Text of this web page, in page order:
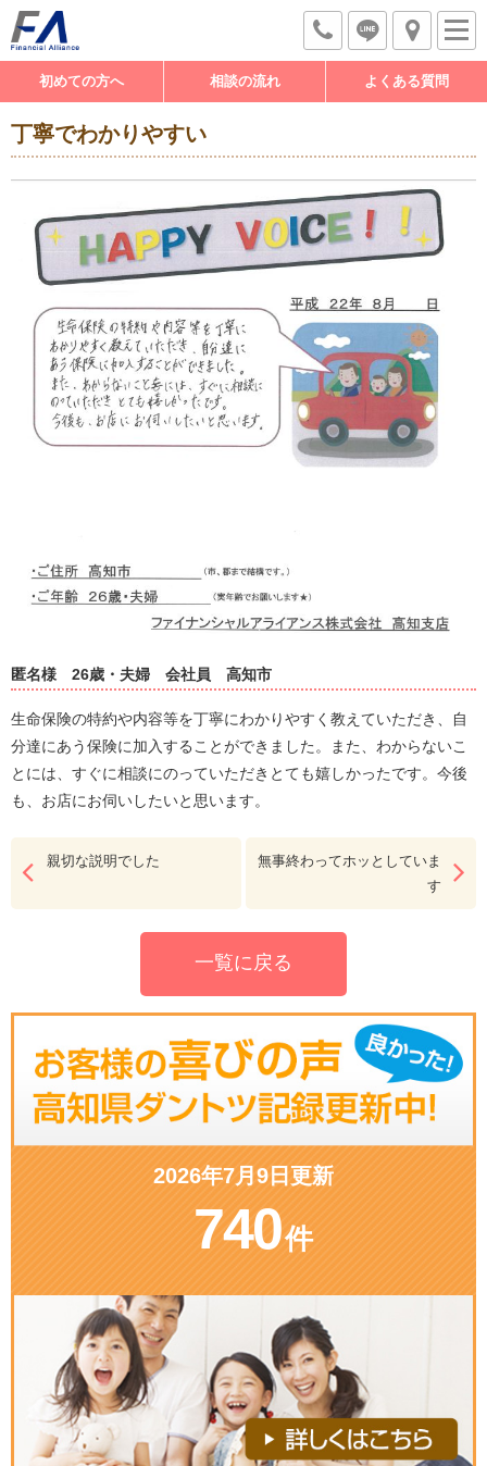
初めての方へ 相談の流れ よくある質問
丁寧でわかりやすい
匿名様 26歳・夫婦 会社員 高知市
生命保険の特約や内容等を丁寧にわかりやすく教えていただき、自
分達にあう保険に加入することができました。また、わからないこ
とには、すぐに相談にのっていただきとても嬉しかったです。今後
も、お店にお伺いしたいと思います。
親切な説明でした
無事終わってホッとしていま
す
一覧に戻る
740
2026年7月9日更新